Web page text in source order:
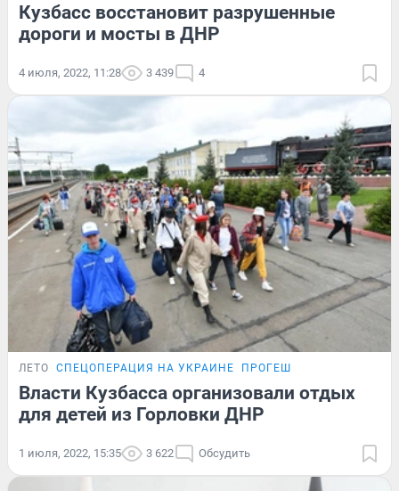
Кузбасс восстановит разрушенные
дороги и мосты в ДНР
4 июля, 2022, 11:28 3 439 4
ЛЕТО СПЕЦОПЕРАЦИЯ НА УКРАИНЕ ПРОГЕШ
Власти Кузбасса организовали отдых
для детей из Горловки ДНР
1 июля, 2022, 15:35 3 622 Обсудить